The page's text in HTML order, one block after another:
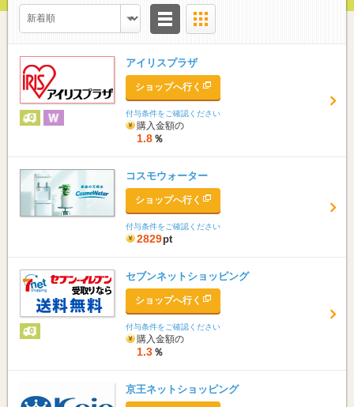
リスト
アイリスプラザ
ショップへ行く
付与条件をご確認ください
購入金額の
1.8 ％
コスモウォーター
ショップへ行く
付与条件をご確認ください
2829pt
セブンネットショッピング
ショップへ行く
付与条件をご確認ください
購入金額の
1.3 ％
京王ネットショッピング